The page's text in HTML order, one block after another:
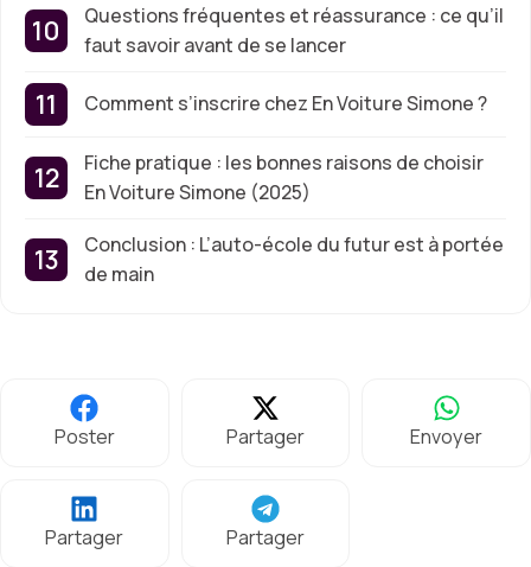
Questions fréquentes et réassurance : ce qu’il
faut savoir avant de se lancer
Comment s’inscrire chez En Voiture Simone ?
Fiche pratique : les bonnes raisons de choisir
En Voiture Simone (2025)
Conclusion : L’auto-école du futur est à portée
de main
Poster Partager Envoyer
Partager Partager